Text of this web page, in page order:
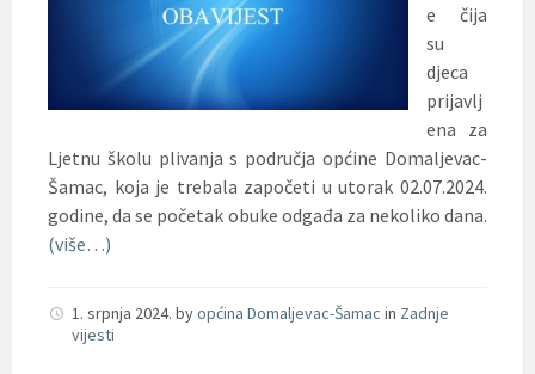
e čija
su
djeca
prijavlj
ena za
Ljetnu školu plivanja s područja općine Domaljevac-
Šamac, koja je trebala započeti u utorak 02.07.2024.
godine, da se početak obuke odgađa za nekoliko dana.
(više…)
1. srpnja 2024. byopćina Domaljevac-Šamac in Zadnje
vijesti